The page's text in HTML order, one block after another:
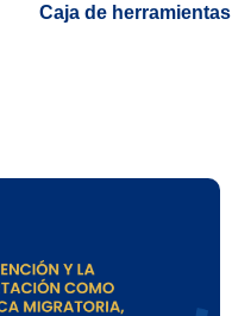
Caja de herramientas